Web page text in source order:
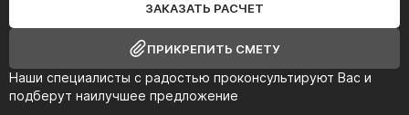
Наши специалисты с радостью проконсультируют Вас и
подберут наилучшее предложение
ЗАКАЗАТЬ РАСЧЕТ
ПРИКРЕПИТЬ СМЕТУ